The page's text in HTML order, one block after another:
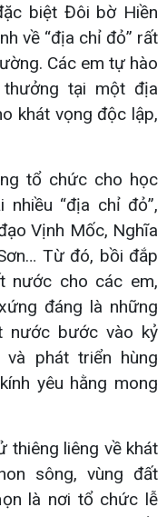
biệt Đôi bờ Hiền
về “địa chỉ đỏ” rất
Các em tự hào
tại một địa
khát vọng độc lập,
tổ chức cho học
“địa chỉ đỏ”,
Vịnh Mốc, Nghĩa
Từ đó, bồi đắp
nước cho các em,
đáng là những
nước bước vào kỷ
và phát triển hùng
yêu hằng mong
thiêng liêng về khát
sông, vùng đất
là nơi tổ chức lễ